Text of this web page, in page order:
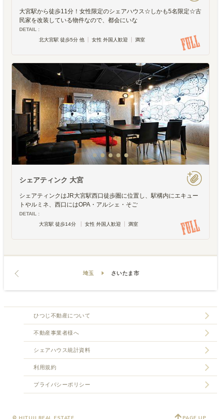
大宮駅から徒歩11分！女性限定のシェアハウス☆しかも5名限定☆古
民家を改装している物件なので、都会にいな
DETAIL :
北大宮駅 徒歩5分 他
女性 外国人歓迎 満室
シェアティンク 大宮
シェアティンクはJR大宮駅西口徒歩圏に位置し、駅構内にエキュー
トやルミネ、西口にはOPA・アルシェ・そご
DETAIL :
大宮駅 徒歩14分
女性 外国人歓迎 満室
埼玉 さいたま市
ひつじ不動産について
不動産事業者様へ
シェアハウス統計資料
利用規約
プライバシーポリシー